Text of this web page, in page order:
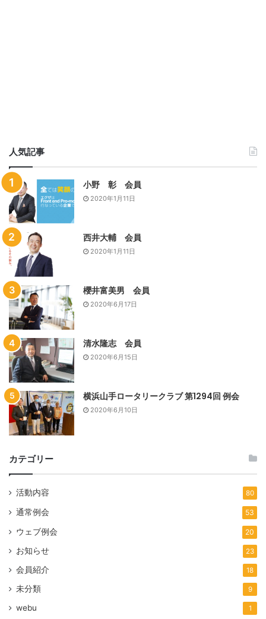
人気記事
小野 彰 会員
2020年1月11日
西井大輔 会員
2020年1月11日
櫻井富美男 会員
2020年6月17日
清水隆志 会員
2020年6月15日
横浜山手ロータリークラブ 第1294回 例会
2020年6月10日
カテゴリー
活動内容 80
通常例会 53
ウェブ例会 20
お知らせ 23
会員紹介 18
未分類 9
webu 1